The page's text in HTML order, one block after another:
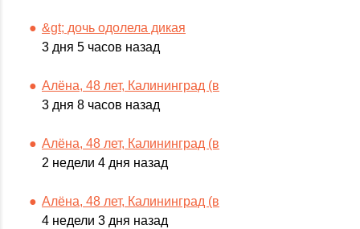
&gt; дочь одолела дикая
3 дня 5 часов назад
Алёна, 48 лет, Калининград (в
3 дня 8 часов назад
Алёна, 48 лет, Калининград (в
2 недели 4 дня назад
Алёна, 48 лет, Калининград (в
4 недели 3 дня назад